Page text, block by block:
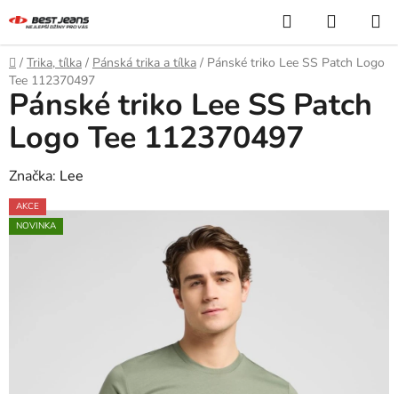
na
obsah
Hledat
KOŠÍK
Domů
/ Trika, tílka / Pánská trika a tílka / Pánské triko Lee SS Patch Logo
Tee 112370497
Pánské triko Lee SS Patch
Logo Tee 112370497
Značka: Lee
AKCE
NOVINKA